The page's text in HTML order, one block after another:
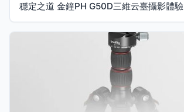
穩定之道 金鐘PH G50D三維云臺攝影體驗